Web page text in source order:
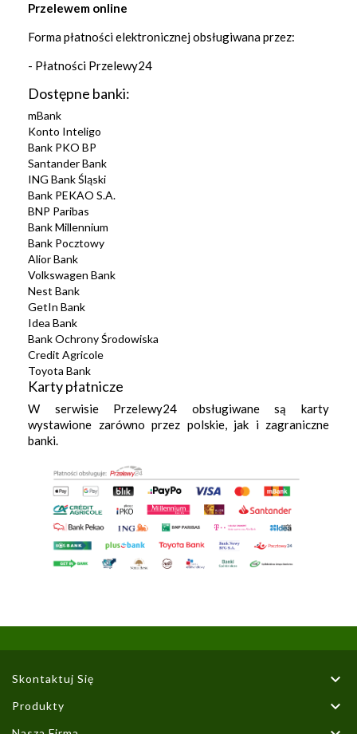
Przelewem online
Forma płatności elektronicznej obsługiwana przez:
- Płatności Przelewy24
Dostępne banki:
mBank
Konto Inteligo
Bank PKO BP
Santander Bank
ING Bank Śląski
Bank PEKAO S.A.
BNP Paribas
Bank Millennium
Bank Pocztowy
Alior Bank
Volkswagen Bank
Nest Bank
GetIn Bank
Idea Bank
Bank Ochrony Środowiska
Credit Agricole
Toyota Bank
Karty płatnicze
W serwisie Przelewy24 obsługiwane są karty
wystawione zarówno przez polskie, jak i zagraniczne
banki.
Skontaktuj Się 
Produkty 